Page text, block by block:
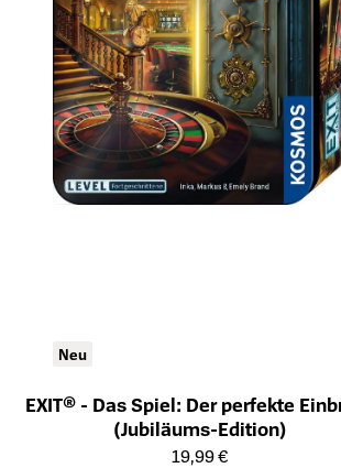
Neu
EXIT® - Das Spiel: Der perfekte
(Jubiläums-Edition)
Öffnet die Detailseite des Produkts
19,99 €